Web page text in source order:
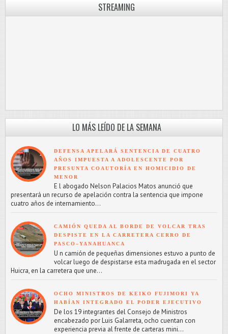
STREAMING
LO MÁS LEÍDO DE LA SEMANA
DEFENSA APELARÁ SENTENCIA DE CUATRO
AÑOS IMPUESTA A ADOLESCENTE POR
PRESUNTA COAUTORÍA EN HOMICIDIO DE
MENOR
E l abogado Nelson Palacios Matos anunció que
presentará un recurso de apelación contra la sentencia que impone
cuatro años de internamiento...
CAMIÓN QUEDA AL BORDE DE VOLCAR TRAS
DESPISTE EN LA CARRETERA CERRO DE
PASCO–YANAHUANCA
U n camión de pequeñas dimensiones estuvo a punto de
volcar luego de despistarse esta madrugada en el sector
Huicra, en la carretera que une...
OCHO MINISTROS DE KEIKO FUJIMORI YA
HABÍAN INTEGRADO EL PODER EJECUTIVO
De los 19 integrantes del Consejo de Ministros
encabezado por Luis Galarreta, ocho cuentan con
experiencia previa al frente de carteras mini...